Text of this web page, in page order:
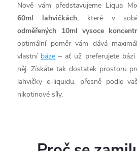
Nově vám představujeme Liqua
60ml lahvičkách, které v
odměřených 10ml vysoce
optimální poměr vám dává
vlastní báze – ať už preferujete
něj. Získáte tak dostatek prostoru
lahvičky e-liquidu, přesně podle
nikotinové síly.